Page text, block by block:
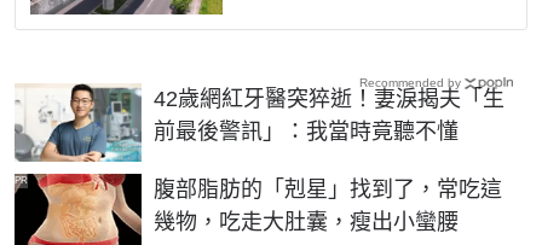
42歲網紅牙醫突猝逝！妻淚揭夫「生
前最後警訊」：我當時竟聽不懂
腹部脂肪的「剋星」找到了，常吃這
幾物，吃走大肚囊，瘦出小蠻腰
PR
Recommended by